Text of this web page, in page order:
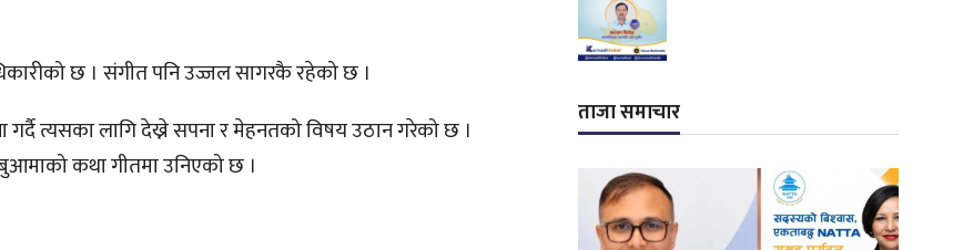
छ । संगीत पनि उज्जल सागरकै रहेको छ ।
त्यसका लागि देख्ने सपना र मेहनतको विषय उठान गरेको छ ।
कथा गीतमा उनिएको छ ।
ताजा समाचार